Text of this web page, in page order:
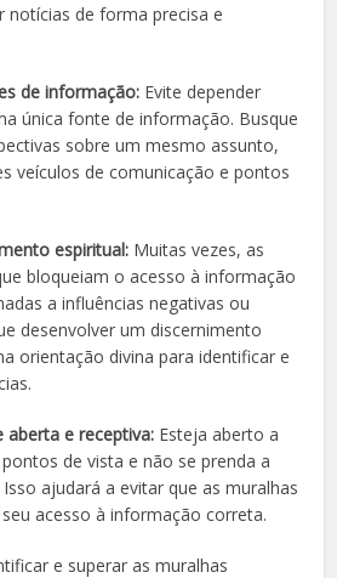
notícias de forma precisa e
de informação: Evite depender
única fonte de informação. Busque
sobre um mesmo assunto,
veículos de comunicação e pontos
espiritual: Muitas vezes, as
bloqueiam o acesso à informação
a influências negativas ou
desenvolver um discernimento
orientação divina para identificar e
aberta e receptiva: Esteja aberto a
de vista e não se prenda a
ajudará a evitar que as muralhas
acesso à informação correta.
e superar as muralhas